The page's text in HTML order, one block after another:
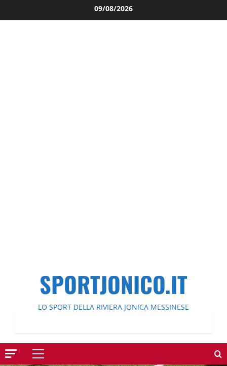
al
09/08/2026
SPORTJONICO.IT
LO SPORT DELLA RIVIERA JONICA MESSINESE
Menu